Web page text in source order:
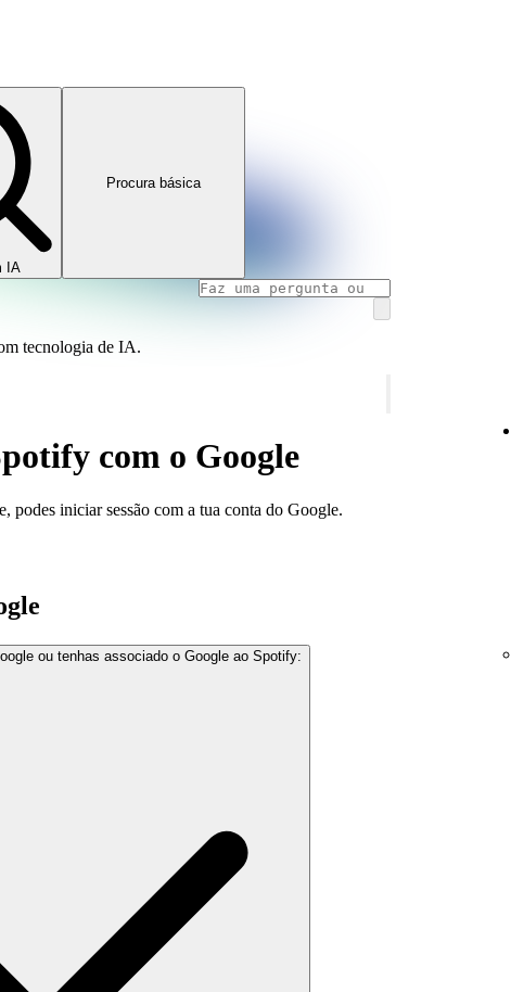
IA
Procura básica
tecnologia de IA.
com o Google
podes iniciar sessão com a tua conta do Google.
ou tenhas associado o Google ao Spotify: